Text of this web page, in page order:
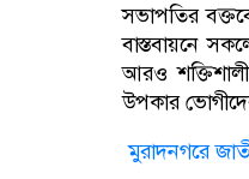
সভাপতির
বাস্তবায়নে
আরও
উপকার
মুরাদনগরে